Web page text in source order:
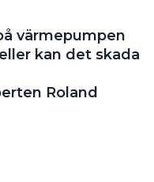
värmepumpen
kan det skada
Roland